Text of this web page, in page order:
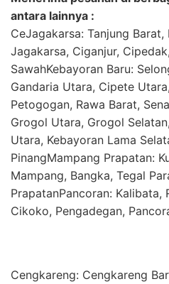
antara lainnya :
CeJagakarsa: Tanjung
Jagakarsa, Ciganjur,
SawahKebayoran Baru:
Gandaria Utara, Cipete
Petogogan, Rawa Barat,
Grogol Utara, Grogol
Utara, Kebayoran Lama
PinangMampang Prapatan:
Mampang, Bangka, Tegal
PrapatanPancoran: Kalibata,
Cikoko, Pengadegan,
Cengkareng: Cengkareng